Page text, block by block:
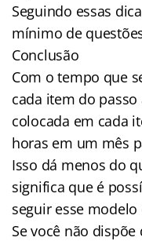
Seguindo essas
mínimo de
Conclusão
Com o tempo que
cada item do
colocada em cada
horas em um mês
Isso dá menos do
significa que é
seguir esse modelo
Se você não